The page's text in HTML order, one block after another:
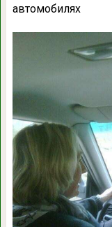
автомобилях